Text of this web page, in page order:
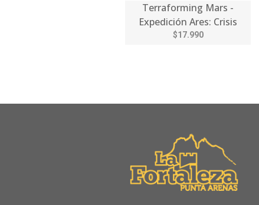
Terraforming Mars -
Expedición Ares: Crisis
$17.990